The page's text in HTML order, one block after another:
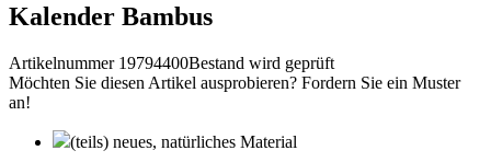
Kalender Bambus
Artikelnummer 19794400Bestand wird geprüft
Möchten Sie diesen Artikel ausprobieren? Fordern Sie ein Muster
an!
(teils) neues, natürliches Material